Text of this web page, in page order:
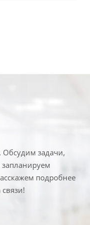
задачи,
подробнее